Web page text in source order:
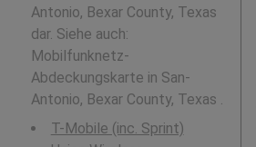
Antonio, Bexar County, Texas
dar. Siehe auch:
Mobilfunknetz-
Abdeckungskarte in San-
Antonio, Bexar County, Texas .
T-Mobile (inc. Sprint)